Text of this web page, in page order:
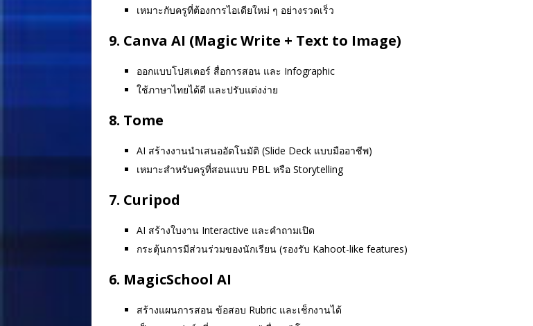
เหมาะกับครูที่ต้องการไอเดียใหม่ ๆ อย่างรวดเร็ว
9. Canva AI (Magic Write + Text to Image)
ออกแบบโปสเตอร์ สื่อการสอน และ Infographic
ใช้ภาษาไทยได้ดี และปรับแต่งง่าย
8. Tome
AI สร้างงานนำเสนออัตโนมัติ (Slide Deck แบบมืออาชีพ)
เหมาะสำหรับครูที่สอนแบบ PBL หรือ Storytelling
7. Curipod
AI สร้างใบงาน Interactive และคำถามเปิด
กระตุ้นการมีส่วนร่วมของนักเรียน (รองรับ Kahoot-like features)
6. MagicSchool AI
สร้างแผนการสอน ข้อสอบ Rubric และเช็กงานได้